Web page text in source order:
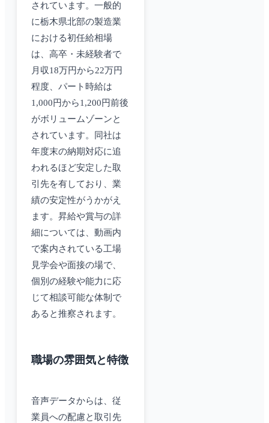
されています。一般的
に栃木県北部の製造業
における初任給相場
は、高卒・未経験者で
月収18万円から22万円
程度、パート時給は
1,000円から1,200円前後
がボリュームゾーンと
されています。同社は
年度末の納期対応に追
われるほど安定した取
引先を有しており、業
績の安定性がうかがえ
ます。昇給や賞与の詳
細については、動画内
で案内されている工場
見学会や面接の場で、
個別の経験や能力に応
じて相談可能な体制で
あると推察されます。
職場の雰囲気と特徴
音声データからは、従
業員への配慮と取引先